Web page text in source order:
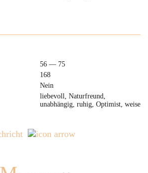
56 — 75
168
Nein
liebevoll, Naturfreund,
unabhängig, ruhig, Optimist, weise